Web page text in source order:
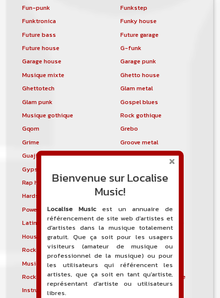
Fun-punk
Funkstep
Funktronica
Funky house
Future bass
Future garage
Future house
G-funk
Garage house
Garage punk
Musique mixte
Ghetto house
Ghettotech
Glam metal
Glam punk
Gospel blues
Musique gothique
Rock gothique
Gqom
Grebo
Grime
Groove metal
Guajira
Guaracha
Gypsy punk
Rap hardcore
Industrial hardcore
Hardstep
Hardstyle
Power noise
Heavenly voices
Latin metal
Musique hindoustanie
House progressive
Tropical house
Rock indépendant
Indietronica
Musique industrielle
Metal industriel
Rock industriel
Musique instrumentale
Instrumental
Bienvenue sur Localise
Music!
Localise Music est un annuaire de
référencement de site web d'artistes et
d'artistes dans la musique totalement
gratuit. Que ça soit pour les usagers
visiteurs (amateur de musique ou
professionnel de la musique) ou pour
les utilisateurs qui référencent les
artistes, que ça soit en tant qu'artiste,
représentant d'artiste ou utilisateurs
libres.